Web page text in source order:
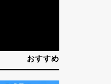
おすすめ